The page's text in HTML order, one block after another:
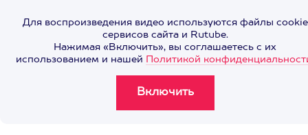
Для воспроизведения видео используются файлы cookie
сервисов сайта и Rutube.
Нажимая «Включить», вы соглашаетесь с их
использованием и нашей Политикой